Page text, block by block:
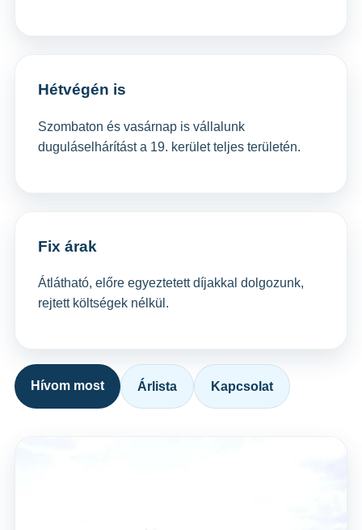
Hétvégén is
Szombaton és vasárnap is vállalunk
duguláselhárítást a 19. kerület teljes területén.
Fix árak
Átlátható, előre egyeztetett díjakkal dolgozunk,
rejtett költségek nélkül.
Hívom most Árlista Kapcsolat